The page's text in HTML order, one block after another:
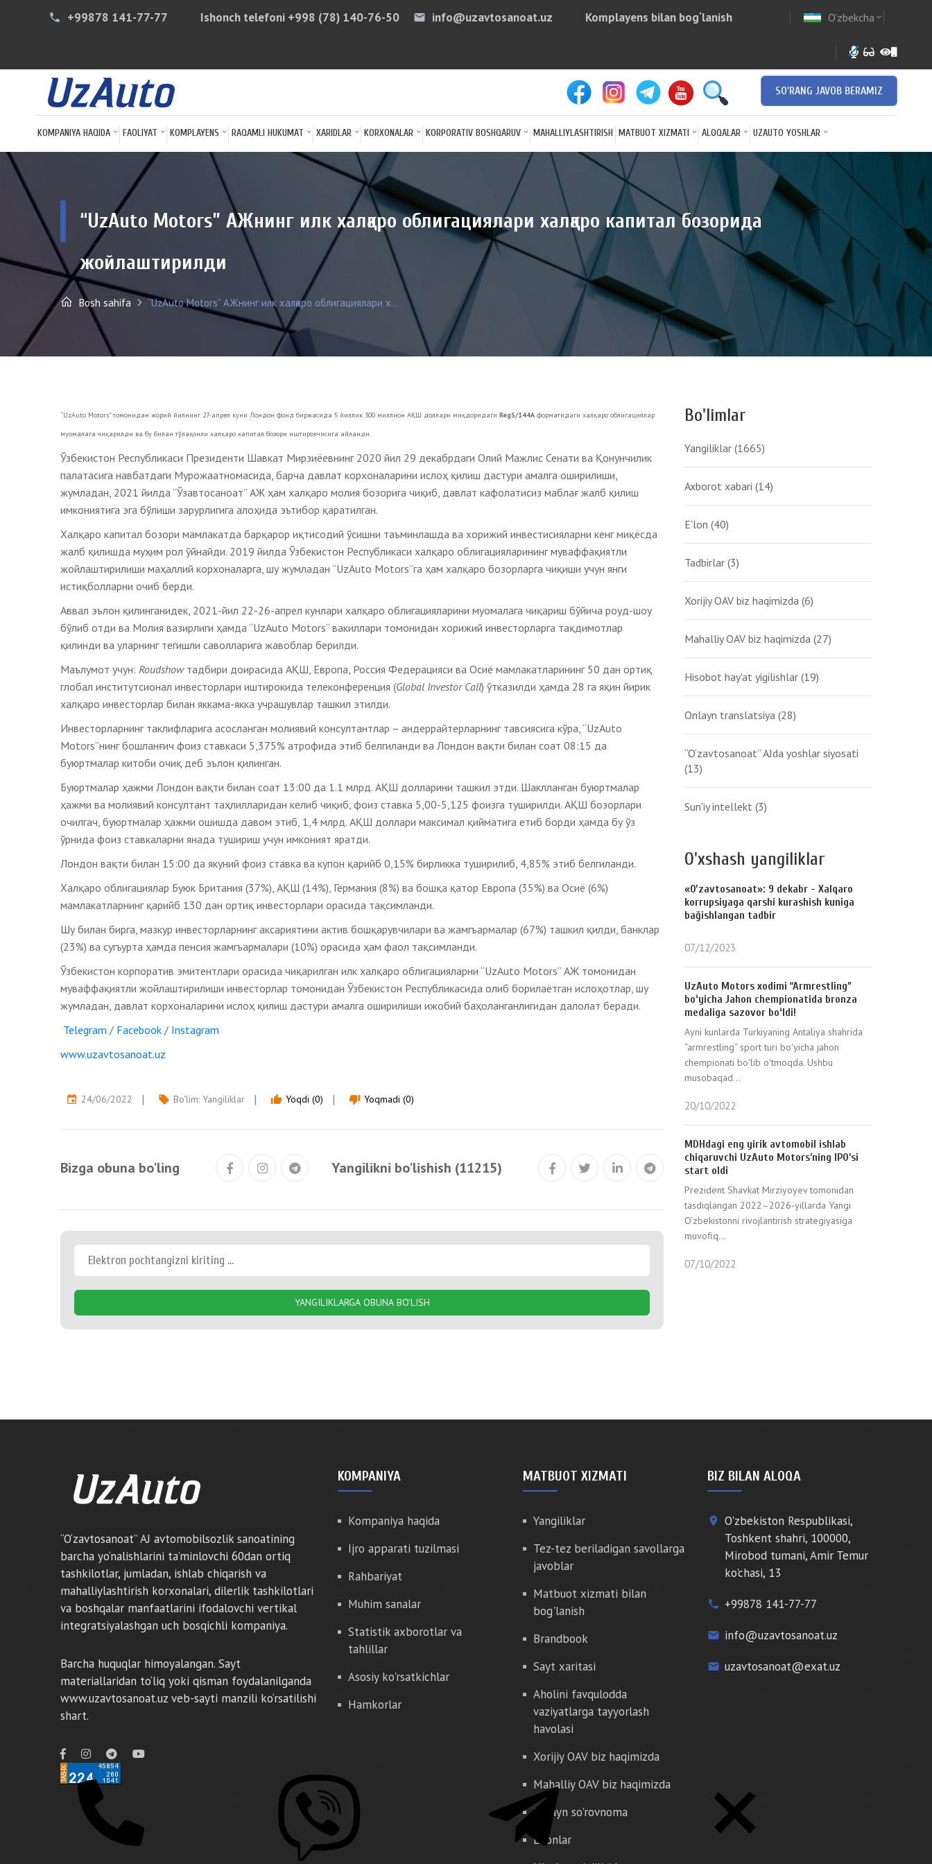
phone +99878 141-77-77 Ishonch telefoni +998 (78) 140-76-50 email info@uzavtosanoat.uz arrow
Komplayens bilan bog‘lanish O'zbekcha expand_more
SO'RANG JAVOB BERAMIZ
KOMPANIYA HAQIDA FAOLIYAT KOMPLAYENS RAQAMLI HUKUMAT XARIDLAR KORXONALAR KORPORATIV BOSHQARUV MAHALLIYLASHTIRISH MATBUOT XIZMATI ALOQALAR UZAUTO YOSHLAR
“UzAuto Motors” АЖнинг илк халқаро облигациялари халқаро капитал бозорида
жойлаштирилди
Bosh sahifa “UzAuto Motors” АЖнинг илк халқаро облигациялари х...
“UzAuto Motors” томонидан жорий йилнинг 27-апрел куни Лондон фонд биржасида 5 йиллик 300 миллион АҚШ доллари миқдоридаги RegS/144A форматидаги халқаро облигациялар
муомалага чиқарилди ва бу билан тўлақонли халқаро капитал бозори иштирокчисига айланди.
Ўзбекистон Республикаси Президенти Шавкат Мирзиёевнинг 2020 йил 29 декабрдаги Олий Мажлис Сенати ва Қонунчилик
палатасига навбатдаги Мурожаатномасида, барча давлат корхоналарини ислоҳ қилиш дастури амалга оширилиши,
жумладан, 2021 йилда “Ўзавтосаноат” АЖ ҳам халқаро молия бозорига чиқиб, давлат кафолатисиз маблағ жалб қилиш
имкониятига эга бўлиши зарурлигига алоҳида эътибор қаратилган.
Халқаро капитал бозори мамлакатда барқарор иқтисодий ўсишни таъминлашда ва хорижий инвестисияларни кенг миқёсда
жалб қилишда муҳим рол ўйнайди. 2019 йилда Ўзбекистон Республикаси халқаро облигацияларининг муваффақиятли
жойлаштирилиши маҳаллий корхоналарга, шу жумладан “UzAuto Motors”га ҳам халқаро бозорларга чиқиши учун янги
истиқболларни очиб берди.
Аввал эълон қилинганидек, 2021-йил 22-26-апрел кунлари халқаро облигацияларини муомалага чиқариш бўйича роуд-шоу
бўлиб отди ва Молия вазирлиги ҳамда “UzAuto Motors” вакиллари томонидан хорижий инвесторларга тақдимотлар
қилинди ва уларнинг тегишли саволларига жавоблар берилди.
Маълумот учун: Roudshow тадбири доирасида АҚШ, Европа, Россия Федерацияси ва Осиё мамлакатларининг 50 дан ортиқ
глобал институтсионал инвесторлари иштирокида телеконференция (Global Investor Call) ўтказилди ҳамда 28 га яқин йирик
халқаро инвесторлар билан яккама-якка учрашувлар ташкил этилди.
Инвесторларнинг таклифларига асосланган молиявий консултантлар – андеррайтерларнинг тавсиясига кўра, “UzAuto
Motors”нинг бошланғич фоиз ставкаси 5,375% атрофида этиб белгиланди ва Лондон вақти билан соат 08:15 да
буюртмалар китоби очиқ деб эълон қилинган.
Буюртмалар ҳажми Лондон вақти билан соат 13:00 да 1.1 млрд. АҚШ долларини ташкил этди. Шаклланган буюртмалар
ҳажми ва молиявий консултант таҳлилларидан келиб чиқиб, фоиз ставка 5,00-5,125 фоизга туширилди. АҚШ бозорлари
очилгач, буюртмалар ҳажми ошишда давом этиб, 1,4 млрд. АҚШ доллари максимал қийматига етиб борди ҳамда бу ўз
ўрнида фоиз ставкаларни янада тушириш учун имконият яратди.
Лондон вақти билан 15:00 да якуний фоиз ставка ва купон қарийб 0,15% бирликка туширилиб, 4,85% этиб белгиланди.
Халқаро облигациялар Буюк Британия (37%), АҚШ (14%), Германия (8%) ва бошқа қатор Европа (35%) ва Осиё (6%)
мамлакатларнинг қарийб 130 дан ортиқ инвесторлари орасида тақсимланди.
Шу билан бирга, мазкур инвесторларнинг аксариятини актив бошқарувчилари ва жамгъармалар (67%) ташкил қилди, банклар
(23%) ва сугъурта ҳамда пенсия жамгъармалари (10%) орасида ҳам фаол тақсимланди.
Ўзбекистон корпоратив эмитентлари орасида чиқарилган илк халқаро облигацияларни “UzAuto Motors” АЖ томонидан
муваффақиятли жойлаштирилиши инвесторлар томонидан Ўзбекистон Республикасида олиб борилаётган ислоҳотлар, шу
жумладан, давлат корхоналарини ислоҳ қилиш дастури амалга оширилиши ижобий баҳоланганлигидан далолат беради.
Telegram / Facebook / Instagram
www.uzavtosanoat.uz
event 24/06/2022 local_offer Bo'lim: Yangiliklar thumb_up Yoqdi (0) thumb_down Yoqmadi (0)
Bizga obuna bo'ling Yangilikni bo'lishish (11215)
YANGILIKLARGA OBUNA BO'LISH
Bo'limlar
Yangiliklar (1665)
Axborot xabari (14)
E'lon (40)
Tadbirlar (3)
Xorijiy OAV biz haqimizda (6)
Mahalliy OAV biz haqimizda (27)
Hisobot hay'at yigilishlar (19)
Onlayn translatsiya (28)
“O‘zavtosanoat” AJda yoshlar siyosati
(13)
Sun'iy intellekt (3)
O'xshash yangiliklar
«Oʼzavtosanoat»: 9 dekabr - Xalqaro
korrupsiyaga qarshi kurashish kuniga
bağishlangan tadbir
07/12/2023
UzAuto Motors xodimi “Armrestling”
boʻyicha Jahon chempionatida bronza
medaliga sazovor boʻldi!
Ayni kunlarda Turkiyaning Antaliya shahrida
“armrestling“ sport turi boʻyicha jahon
chempionati boʻlib oʻtmoqda. Ushbu
musobaqad...
20/10/2022
MDHdagi eng yirik avtomobil ishlab
chiqaruvchi UzAuto Motors’ning IPO’si
start oldi
Prezident Shavkat Mirziyoyev tomonidan
tasdiqlangan 2022–2026-yillarda Yangi
O‘zbekistonni rivojlantirish strategiyasiga
muvofiq...
07/10/2022
“O‘zavtosanoat” AJ avtomobilsozlik sanoatining
barcha yo‘nalishlarini ta’minlovchi 60dan ortiq
tashkilotlar, jumladan, ishlab chiqarish va
mahalliylashtirish korxonalari, dilerlik tashkilotlari
va boshqalar manfaatlarini ifodalovchi vertikal
integratsiyalashgan uch bosqichli kompaniya.
Barcha huquqlar himoyalangan. Sayt
materiallaridan to‘liq yoki qisman foydalanilganda
www.uzavtosanoat.uz veb-sayti manzili ko‘rsatilishi
shart.
KOMPANIYA
Kompaniya haqida
Ijro apparati tuzilmasi
Rahbariyat
Muhim sanalar
Statistik axborotlar va
tahlillar
Asosiy ko'rsatkichlar
Hamkorlar
MATBUOT XIZMATI
Yangiliklar
Tez-tez beriladigan savollarga
javoblar
Matbuot xizmati bilan
bog'lanish
Brandbook
Sayt xaritasi
Aholini favqulodda
vaziyatlarga tayyorlash
havolasi
Xorijiy OAV biz haqimizda
Mahalliy OAV biz haqimizda
Onlayn so'rovnoma
E'lonlar
BIZ BILAN ALOQA
place O'zbekiston Respublikasi,
Toshkent shahri, 100000,
Mirobod tumani, Amir Temur
ko'chasi, 13
phone +99878 141-77-77
email info@uzavtosanoat.uz
email uzavtosanoat@exat.uz